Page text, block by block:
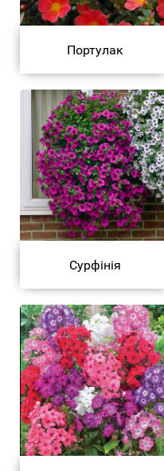
Портулак
Сурфінія